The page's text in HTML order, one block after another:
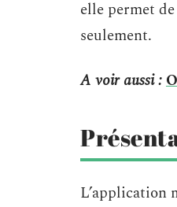
elle permet
seulement.
A voir aussi :
L’application